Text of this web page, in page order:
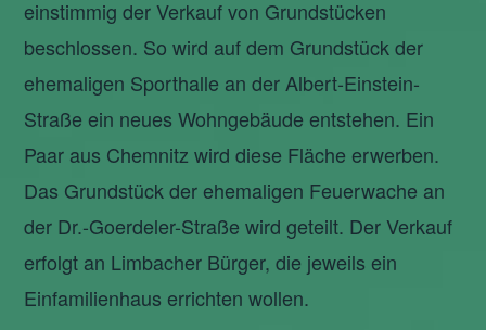
einstimmig der Verkauf von Grundstücken
beschlossen. So wird auf dem Grundstück der
ehemaligen Sporthalle an der Albert-Einstein-
Straße ein neues Wohngebäude entstehen. Ein
Paar aus Chemnitz wird diese Fläche erwerben.
Das Grundstück der ehemaligen Feuerwache an
der Dr.-Goerdeler-Straße wird geteilt. Der Verkauf
erfolgt an Limbacher Bürger, die jeweils ein
Einfamilienhaus errichten wollen.